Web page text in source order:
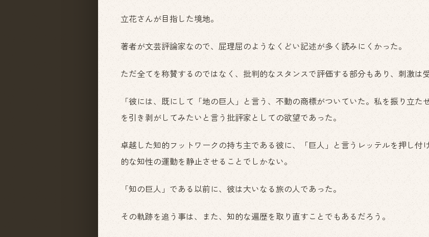
立花さんが目指した境地。
著者が文芸評論家なので、屁理屈のようなくどい記述が多く読みにくかった。
ただ全てを称賛するのではなく、批判的なスタンスで評価する部分もあり、刺激は受
「彼には、既にして「地の巨人」と言う、不動の商標がついていた。私を振り立
を引き剥がしてみたいと言う批評家としての欲望であった。
卓越した知的フットワークの持ち主である彼に、「巨人」と言うレッテルを押し付
的な知性の運動を静止させることでしかない。
「知の巨人」である以前に、彼は大いなる旅の人であった。
その軌跡を追う事は、また、知的な遍歴を取り直すことでもあるだろう。